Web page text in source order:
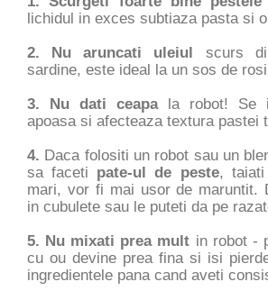
lichidul in exces subtiaza pasta si
2. Nu aruncati uleiul scurs
sardine, este ideal la un sos de
3. Nu dati ceapala robot! Se
apoasa si afecteaza textura pastei
4. Daca folositi un robot sau un
sa faceti pate-ul de peste, taiati
mari, vor fi mai usor de maruntit.
in cubulete sau le puteti da pe
5. Nu mixati prea mult in robot -
cu ou devine prea fina si isi
ingredientele pana cand aveti